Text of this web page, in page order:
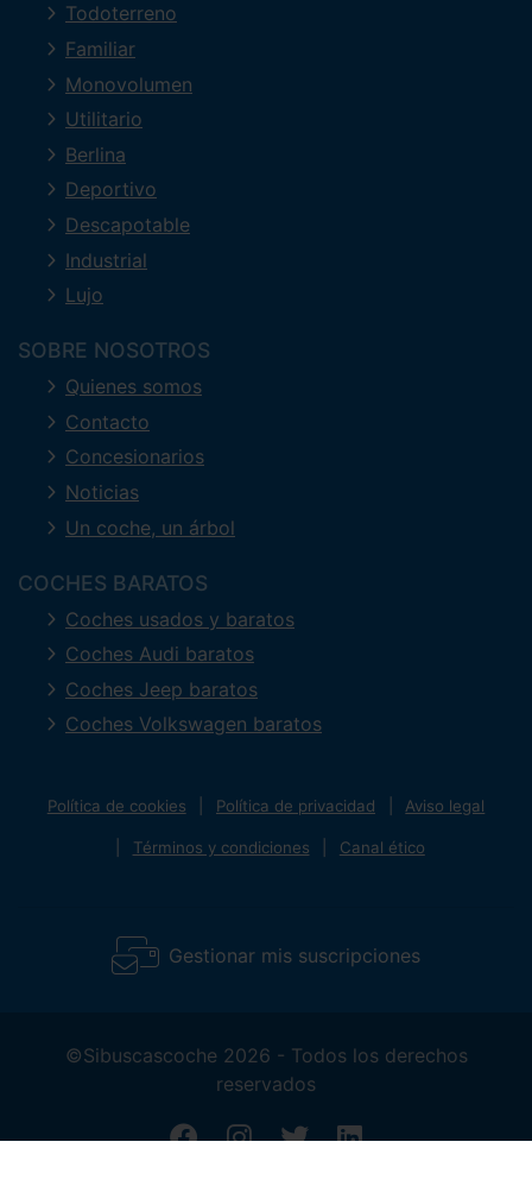
Todoterreno
Familiar
Monovolumen
Utilitario
Berlina
Deportivo
Descapotable
Industrial
Lujo
SOBRE NOSOTROS
Quienes somos
Contacto
Concesionarios
Noticias
Un coche, un árbol
COCHES BARATOS
Coches usados y baratos
Coches Audi baratos
Coches Jeep baratos
Coches Volkswagen baratos
Política de cookies Política de privacidad Aviso legal
Términos y condiciones Canal ético
Gestionar mis suscripciones
©Sibuscascoche 2026 - Todos los derechos
reservados